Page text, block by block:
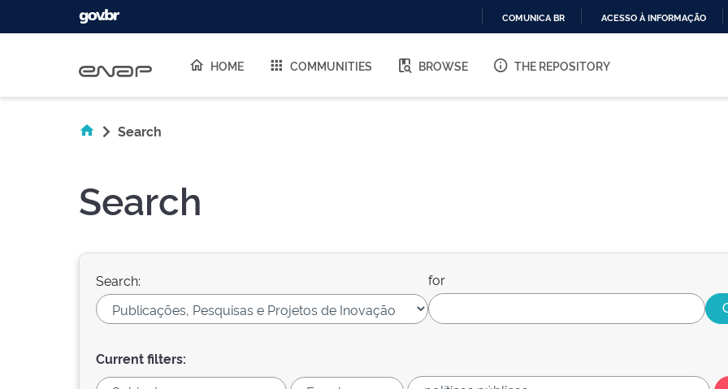
O
COMUNICA BR ACESSO À INFORMAÇÃO
HOME COMMUNITIES BROWSE THE REPOSITORY
Search
Search
Search: for
Current filters: